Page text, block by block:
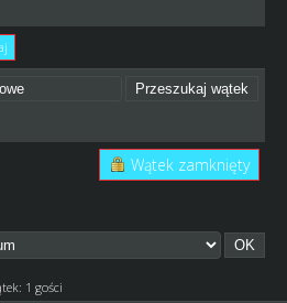
Wątek zamknięty
1 gości